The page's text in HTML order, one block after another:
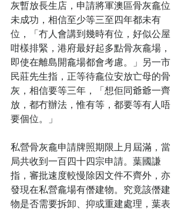
灰暫放長生店，申請將軍澳區骨灰龕位
未成功，相信至少等三至四年都未有
位，「冇人會講到幾時有位，好似公屋
咁樣排緊，港府最好起多點骨灰龕場，
即使在離島開龕場都會考慮。」另一市
民莊先生指，正等待龕位安放亡母的骨
灰，相信要等三年，「想佢同爺爺一齊
放，都冇辦法，惟有等，都要等有人唔
要個位。」
私營骨灰龕申請牌照期限上月屆滿，當
局共收到一百四十四宗申請。葉國謙
指，審批速度較慢除因文件不齊外，亦
發現在私營龕場有僭建物。究竟該僭建
物是否需要拆卸、抑或重建處理，葉表